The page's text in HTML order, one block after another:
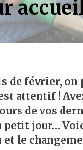
de février,
attentif !
de vos
petit jour…
et le